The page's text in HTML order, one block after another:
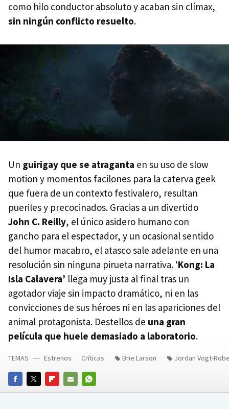
como hilo conductor absoluto y acaban sin clímax,
sin ningún conflicto resuelto.
Un guirigay que se atraganta en su uso de slow
motion y momentos facilones para la caterva geek
que fuera de un contexto festivalero, resultan
pueriles y precocinados. Gracias a un divertido
John C. Reilly, el único asidero humano con
gancho para el espectador, y un ocasional sentido
del humor macabro, el atasco sale adelante en una
resolución sin ninguna pirueta narrativa. ‘Kong: La
Isla Calavera’ llega muy justa al final tras un
agotador viaje sin impacto dramático, ni en las
convicciones de sus héroes ni en las apariciones del
animal protagonista. Destellos de una gran
película que huele demasiado a laboratorio.
FACEBOOKTWITTERFLIPBOARD
E-
WHATSAPP
TEMAS Estrenos Críticas Brie Larson Jordan Vogt-